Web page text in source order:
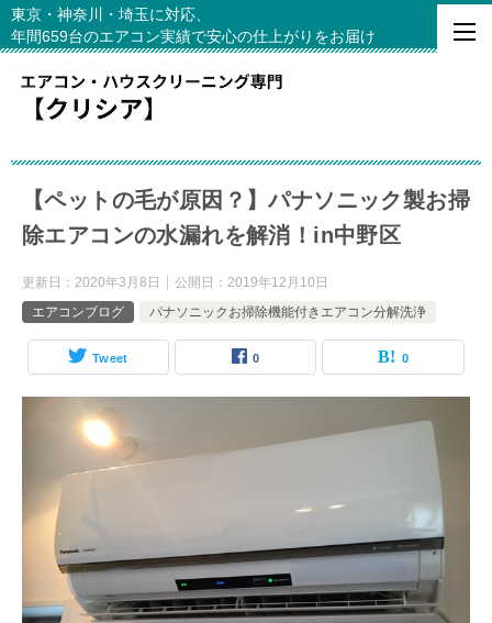
東京・神奈川・埼玉に対応、
年間659台のエアコン実績で安心の仕上がりをお届け
【ペットの毛が原因？】パナソニック製お掃
除エアコンの水漏れを解消！in中野区
更新日： 2020年3月8日 公開日： 2019年12月10日
エアコンブログ
パナソニックお掃除機能付きエアコン分解洗浄
Tweet 0 0